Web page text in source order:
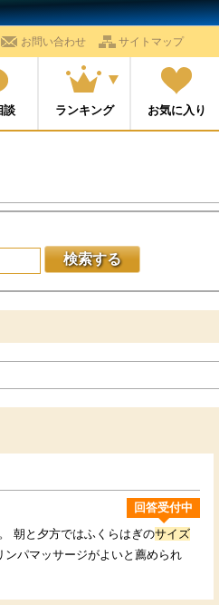
談 ランキング お気に入り
お問い合わせ サイトマップ
検索する
回答受付中
朝と夕方ではふくらはぎのサイズ
パマッサージがよいと薦められ